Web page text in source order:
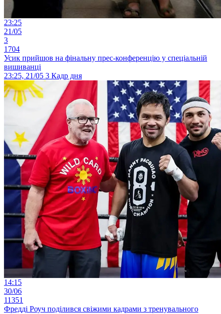
23:25
21/05
3
1704
Усик прийшов на фінальну прес-конференцію у спеціальній
вишиванці
23:25, 21/05 3 Кадр дня
14:15
30/06
11351
Фредді Роуч поділився свіжими кадрами з тренувального